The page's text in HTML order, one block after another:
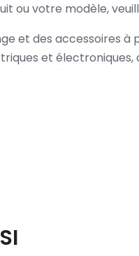
ou votre modèle,
et des accessoires
et